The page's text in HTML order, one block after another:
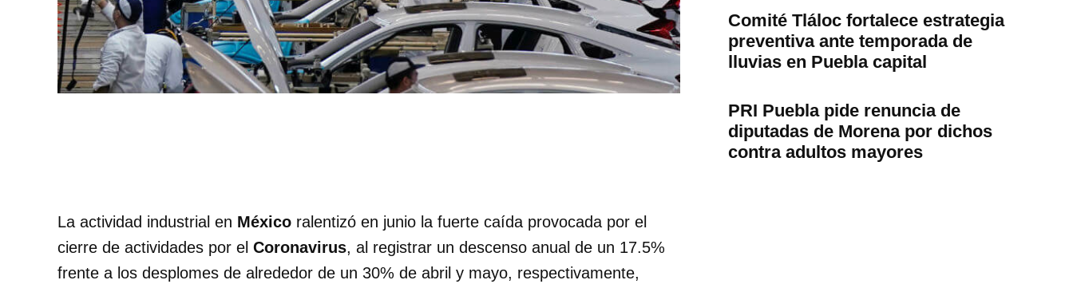
La actividad industrial en México ralentizó en junio la fuerte caída provocada por el
cierre de actividades por el Coronavirus, al registrar un descenso anual de un 17.5%
frente a los desplomes de alrededor de un 30% de abril y mayo, respectivamente,
Comité Tláloc fortalece estrategia
preventiva ante temporada de
lluvias en Puebla capital
PRI Puebla pide renuncia de
diputadas de Morena por dichos
contra adultos mayores